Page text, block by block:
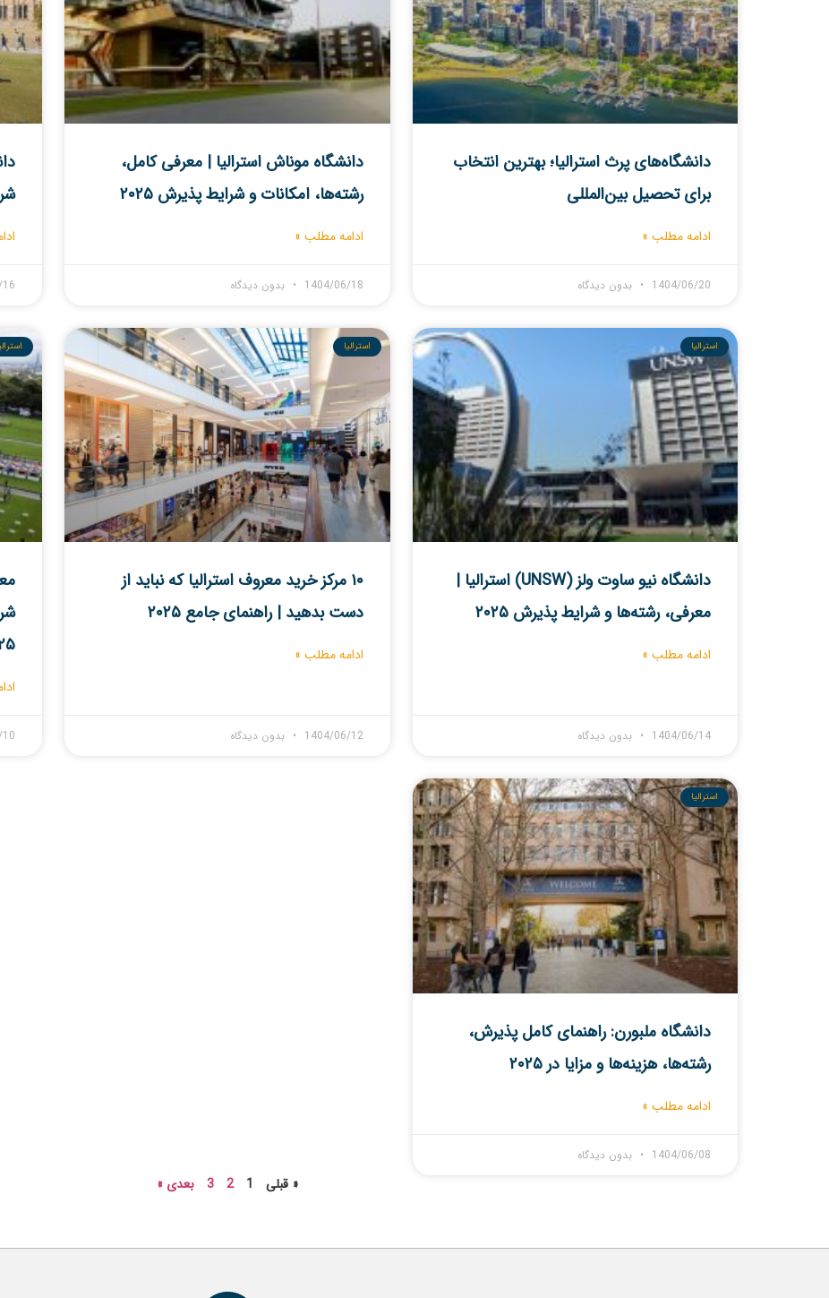
دانشگاه‌های پرث استرالیا؛ بهترین انتخاب
برای تحصیل بین‌المللی
ادامه مطلب »
1404/06/20 بدون دیدگاه
دانشگاه موناش استرالیا | معرفی کامل،
رشته‌ها، امکانات و شرایط پذیرش ۲۰۲۵
ادامه مطلب »
1404/06/18 بدون دیدگاه
استرالیا
دانشگاه نیو ساوت ولز (UNSW) استرالیا |
معرفی، رشته‌ها و شرایط پذیرش ۲۰۲۵
ادامه مطلب »
1404/06/14 بدون دیدگاه
استرالیا
۱۰ مرکز خرید معروف استرالیا که نباید از
دست بدهید | راهنمای جامع ۲۰۲۵
ادامه مطلب »
1404/06/12 بدون دیدگاه
استرالیا
دانشگاه ملبورن: راهنمای کامل پذیرش،
رشته‌ها، هزینه‌ها و مزایا در ۲۰۲۵
ادامه مطلب »
1404/06/08 بدون دیدگاه
« قبلی 1
2
3 بعدی »